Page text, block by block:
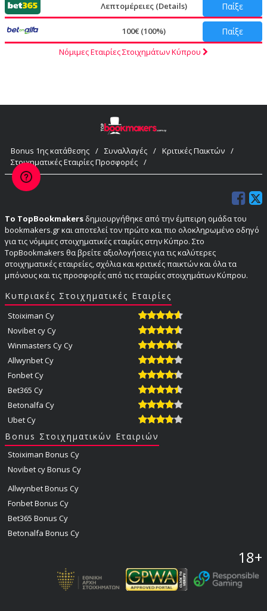
Λεπτομέρειες (Details) Παίξε
100€ (100%) Παίξε
Νόμιμες Εταιρίες Στοιχημάτων Κύπρου
Bonus 1ης κατάθεσης / Συναλλαγές / Κριτικές Παικτών /
Στοιχηματικές Εταιρίες Προσφορές /
Το TopBookmakers δημιουργήθηκε από την έμπειρη ομάδα του
bookmakers.gr και αποτελεί τον πρώτο και πιο ολοκληρωμένο οδηγό
για τις νόμιμες στοιχηματικές εταιρίες στην Κύπρο. Στο
TopBookmakers θα βρείτε αξιολογήσεις για τις καλύτερες
στοιχηματικές εταιρείες, σχόλια και κριτικές παικτών και όλα τα
μπόνους και τις προσφορές από τις εταιρίες στοιχημάτων Κύπρου.
Κυπριακές Στοιχηματικές Εταιρίες
Stoiximan Cy
Novibet cy Cy
Winmasters Cy Cy
Allwynbet Cy
Fonbet Cy
Bet365 Cy
Betonalfa Cy
Ubet Cy
Bonus Στοιχηματικών Εταιριών
Stoiximan Bonus Cy
Novibet cy Bonus Cy
Allwynbet Bonus Cy
Fonbet Bonus Cy
Bet365 Bonus Cy
Betonalfa Bonus Cy
18+